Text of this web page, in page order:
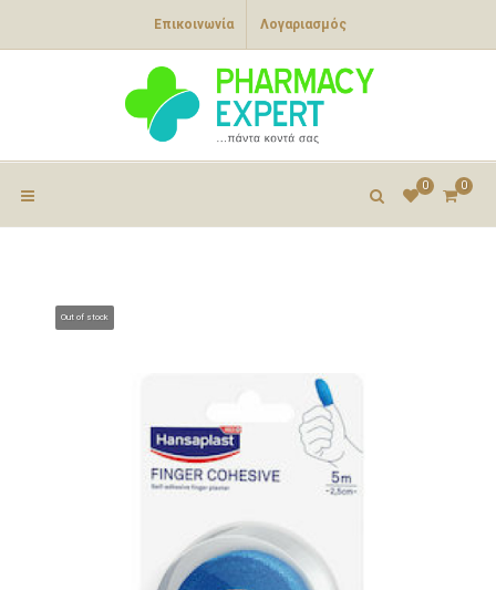
Επικοινωνία Λογαριασμός
0
0
Out of stock